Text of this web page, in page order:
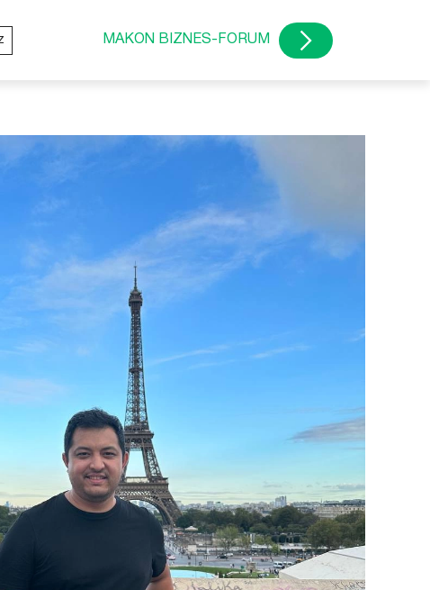
MAKON BIZNES-FORUM